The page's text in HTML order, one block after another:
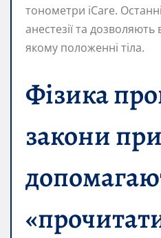
тонометри iCare.
анестезії та
якому положенні тіла.
Фізика
закони